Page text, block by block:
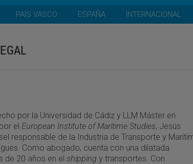
PAÍS VASCO ESPAÑA INTERNACIONAL
por la Universidad de Cádiz y LLM Máster en
el European Institute of Maritime Studies, Jesús
responsable de la Industria de Transporte y
Como abogado, cuenta con una dilatada
de 20 años en el shipping y transportes. Con